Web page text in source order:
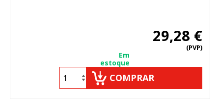
29,28 €
(PVP)
Em
estoque
COMPRAR